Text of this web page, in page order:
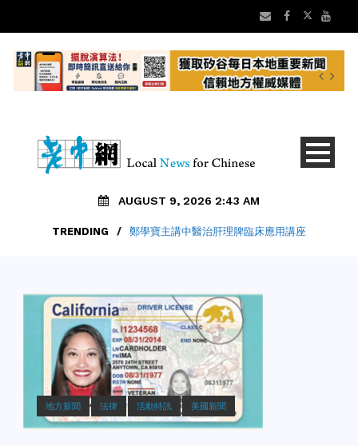
AUGUST 9, 2026 2:43 AM
TRENDING / 鄭學寶主講中醫治肝理脾臨床應用講座
地方新聞 法律 活動特訊 美國新聞